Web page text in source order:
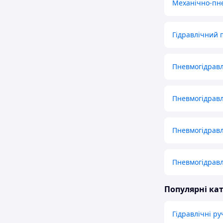
Механічно-
Популярні
Гідравлічні